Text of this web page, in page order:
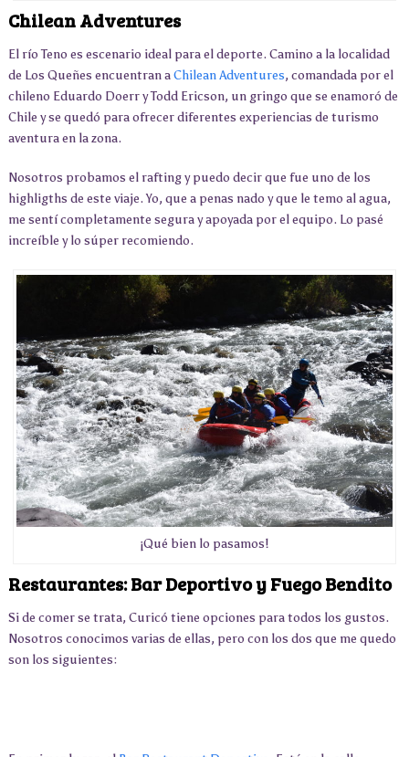
Chilean Adventures
El río Teno es escenario ideal para el deporte. Camino a la localidad
de Los Queñes encuentran aChilean Adventures, comandada por el
chileno Eduardo Doerr y Todd Ericson, un gringo que se enamoró de
Chile y se quedó para ofrecer diferentes experiencias de turismo
aventura en la zona.
Nosotros probamos el rafting y puedo decir que fue uno de los
highligths de este viaje. Yo, que a penas nado y que le temo al agua,
me sentí completamente segura y apoyada por el equipo. Lo pasé
increíble y lo súper recomiendo.
¡Qué bien lo pasamos!
Restaurantes: Bar Deportivo y Fuego Bendito
Si de comer se trata, Curicó tiene opciones para todos los gustos.
Nosotros conocimos varias de ellas, pero con los dos que me quedo
son los siguientes: